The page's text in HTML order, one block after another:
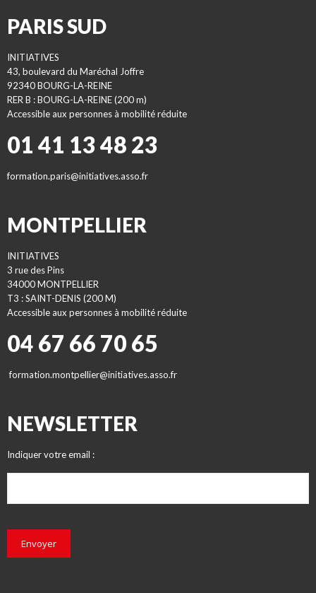
PARIS SUD
INITIATIVES
43, boulevard du Maréchal Joffre
92340 BOURG-LA-REINE
RER B : BOURG-LA-REINE (200 m)
Accessible aux personnes à mobilité réduite
01 41 13 48 23
formation.paris@initiatives.asso.fr
MONTPELLIER
INITIATIVES
3 rue des Pins
34000 MONTPELLIER
T3 : SAINT-DENIS (200 M)
Accessible aux personnes à mobilité réduite
04 67 66 70 65
formation.montpellier@initiatives.asso.fr
NEWSLETTER
Indiquer votre email :
Envoyer